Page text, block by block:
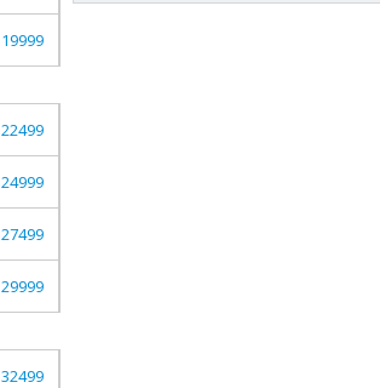
19999
22499
24999
27499
29999
32499